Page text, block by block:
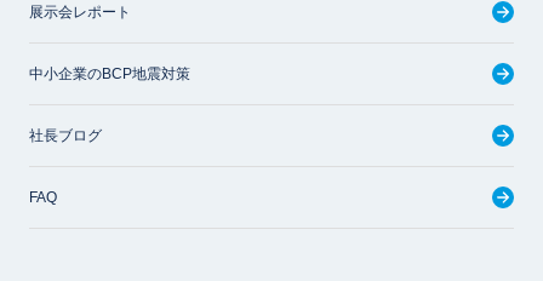
展示会レポート
中小企業のBCP地震対策
社長ブログ
FAQ